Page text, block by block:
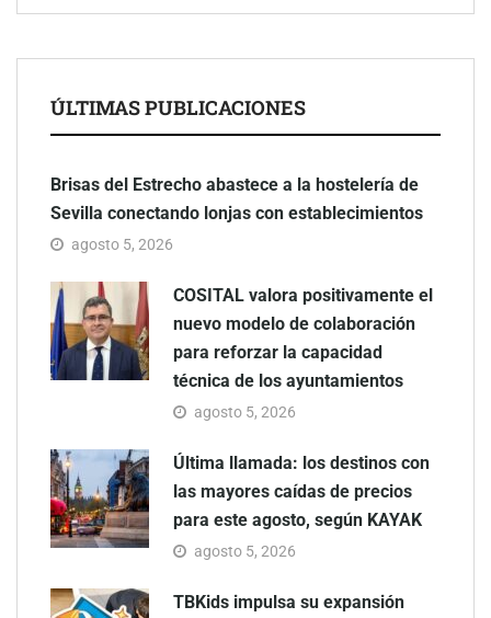
ÚLTIMAS PUBLICACIONES
Brisas del Estrecho abastece a la hostelería de
Sevilla conectando lonjas con establecimientos
agosto 5, 2026
COSITAL valora positivamente el
nuevo modelo de colaboración
para reforzar la capacidad
técnica de los ayuntamientos
agosto 5, 2026
Última llamada: los destinos con
las mayores caídas de precios
para este agosto, según KAYAK
agosto 5, 2026
TBKids impulsa su expansión